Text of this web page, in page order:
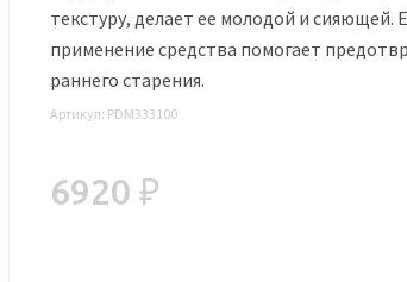
текстуру, делает ее молодой и сияющей.
применение средства помогает
раннего старения.
Артикул: PDM333100
6920 ₽